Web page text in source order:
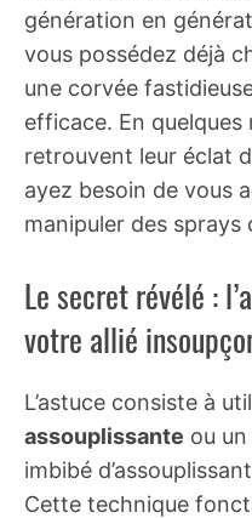
génération en
vous possédez déjà
une corvée
efficace. En
retrouvent leur éclat
ayez besoin de vous
manipuler des sprays
Le secret révélé :
votre allié
L’astuce consiste à
assouplissante ou
imbibé
Cette technique